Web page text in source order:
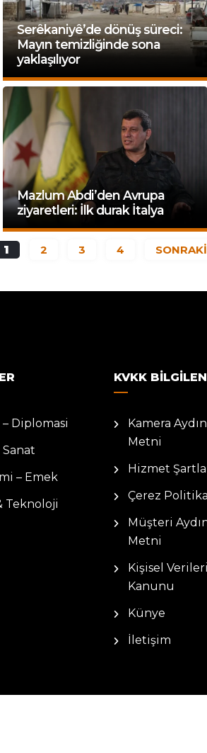
Serêkaniyê’de dönüş süreci:
Mayın temizliğinde sona
yaklaşılıyor
Mazlum Abdi’den Avrupa
ziyaretleri: İlk durak İtalya
1 2 3 4 SONRAKİ
Diplomasi
– Emek
Teknoloji
KVKK
Kamera
Metni
Hizmet
Çerez
Müşteri
Metni
Kişisel
Kanunu
Künye
İletişim